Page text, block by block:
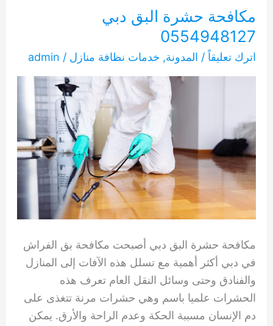
0554948127
مكافحة حشرة البق دبي
0554948127
اترك تعليقاً / المدونة, خدمات نظافة منازل /
admin
مكافحة حشرة البق دبي أصبحت مكافحة بق الفراش
في دبي أكثر أهمية مع تسلل هذه الآفات إلى المنازل
والفنادق وحتى وسائل النقل العام تعرف هذه
الحشرات علميا باسم وهي حشرات مرنة تتغذى على
دم الإنسان مسببة الحكة وعدم الراحة والأرق. يمكن